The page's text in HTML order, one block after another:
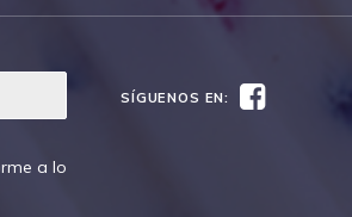
a lo
SÍGUENOS EN: Facebook